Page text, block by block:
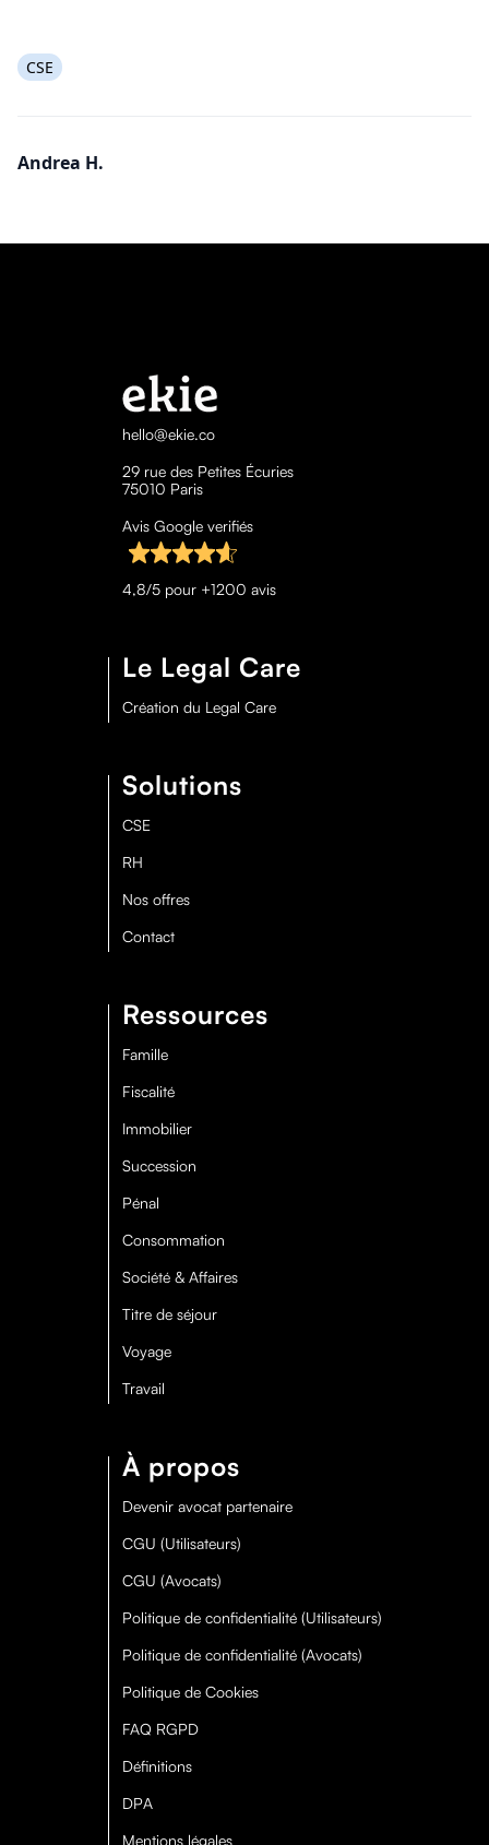
CSE
Andrea H.
hello@ekie.co
29 rue des Petites Écuries
75010 Paris
Avis Google verifiés
4,8/5 pour +1200 avis
Le Legal Care
Création du Legal Care
Solutions
CSE
RH
Nos offres
Contact
Ressources
Famille
Fiscalité
Immobilier
Succession
Pénal
Consommation
Société & Affaires
Titre de séjour
Voyage
Travail
À propos
Devenir avocat partenaire
CGU (Utilisateurs)
CGU (Avocats)
Politique de confidentialité (Utilisateurs)
Politique de confidentialité (Avocats)
Politique de Cookies
FAQ RGPD
Définitions
DPA
Mentions légales